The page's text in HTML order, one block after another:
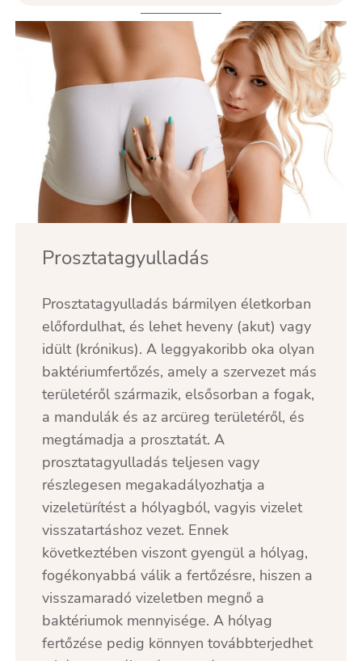
Prosztatagyulladás
Prosztatagyulladás bármilyen életkorban
előfordulhat, és lehet heveny (akut) vagy
idült (krónikus). A leggyakoribb oka olyan
baktériumfertőzés, amely a szervezet más
területéről származik, elsősorban a fogak,
a mandulák és az arcüreg területéről, és
megtámadja a prosztatát. A
prosztatagyulladás teljesen vagy
részlegesen megakadályozhatja a
vizeletürítést a hólyagból, vagyis vizelet
visszatartáshoz vezet. Ennek
következtében viszont gyengül a hólyag,
fogékonyabbá válik a fertőzésre, hiszen a
visszamaradó vizeletben megnő a
baktériumok mennyisége. A hólyag
fertőzése pedig könnyen továbbterjedhet